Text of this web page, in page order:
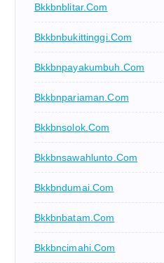
Bkkbnblitar.com
Bkkbnbukittinggi.com
Bkkbnpayakumbuh.com
Bkkbnpariaman.com
Bkkbnsolok.com
Bkkbnsawahlunto.com
Bkkbndumai.com
Bkkbnbatam.com
Bkkbncimahi.com